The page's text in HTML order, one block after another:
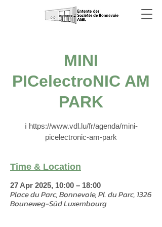
MINI
PICelectroNIC AM
PARK
ℹ️ https://www.vdl.lu/fr/agenda/mini-
picelectronic-am-park
Time & Location
27 Apr 2025, 10:00 – 18:00
Place du Parc, Bonnevoie, Pl. du Parc, 1326
Bouneweg-Süd Luxembourg